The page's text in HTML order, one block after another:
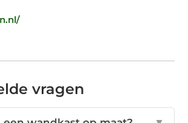
vragen